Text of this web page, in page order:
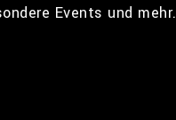
Events und mehr.